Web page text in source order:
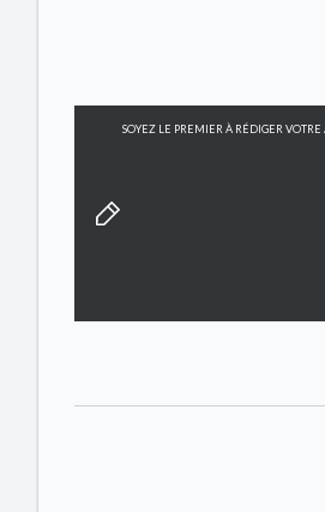
SOYEZ LE PREMIER À RÉDIGER VOTRE